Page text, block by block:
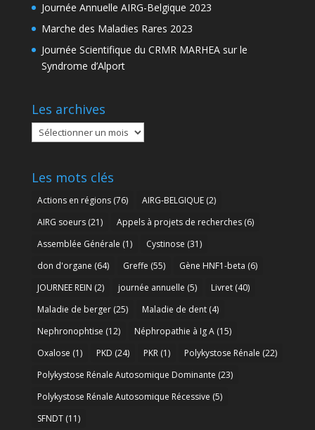
Journée Annuelle AIRG-Belgique 2023
Marche des Maladies Rares 2023
Journée Scientifique du CRMR MARHEA sur le
Syndrome d’Alport
Les archives
Les
archives
Les mots clés
Actions en régions(76) AIRG-BELGIQUE(2)
AIRG soeurs(21) Appels à projets de recherches(6)
Assemblée Générale (1) Cystinose (31)
don d'organe (64) Greffe (55) Gène HNF1-beta (6)
JOURNEE REIN (2) journée annuelle (5) Livret(40)
Maladie de berger(25) Maladie de dent(4)
Nephronophtise (12) Néphropathie à Ig A(15)
Oxalose (1) PKD (24) PKR(1) Polykystose Rénale (22)
Polykystose Rénale Autosomique Dominante (23)
Polykystose Rénale Autosomique Récessive (5)
SFNDT(11)